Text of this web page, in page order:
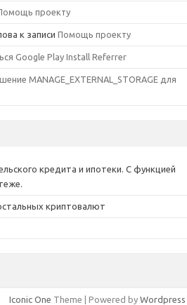
проекту
к записи Помощь проекту
Google Play Install Referrer
MANAGE_EXTERNAL_STORAGE для
кредита и ипотеки. С функцией
криптовалют
Iconic One Theme | Powered by Wordpress